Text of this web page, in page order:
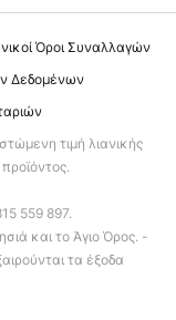
Όροι Συναλλαγών
Δεδομένων
τιμή λιανικής
559 897.
και το Άγιο Όρος. -
τα έξοδα